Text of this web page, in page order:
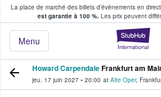
La place de marché des billets d’événements en
est garantie à 100 %. Les prix peuvent
Menu
fans achètent et
Howard CarpendaleFrankfurt am
jeu. 17 juin 2027 • 20:00 at Alte Oper,